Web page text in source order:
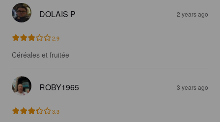
DOLAIS P 2 years ago
2.9
Céréales et fruitée
ROBY1965 3 years ago
3.3